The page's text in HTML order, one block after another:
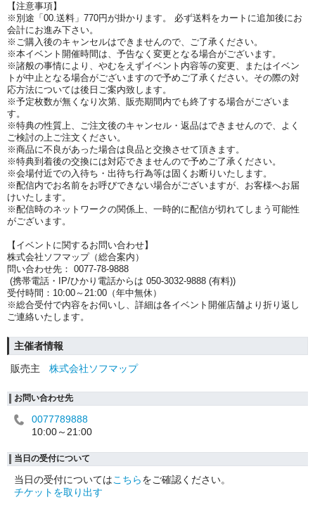
【注意事項】
※別途「00.送料」770円が掛かります。 必ず送料をカートに追加後にお
会計にお進み下さい。
※ご購入後のキャンセルはできませんので、ご了承ください。
※本イベント開催時間は、予告なく変更となる場合がございます。
※諸般の事情により、やむをえずイベント内容等の変更、またはイベン
トが中止となる場合がございますので予めご了承ください。その際の対
応方法については後日ご案内致します。
※予定枚数が無くなり次第、販売期間内でも終了する場合がございま
す。
※特典の性質上、ご注文後のキャンセル・返品はできませんので、よく
ご検討の上ご注文ください。
※商品に不良があった場合は良品と交換させて頂きます。
※特典到着後の交換には対応できませんので予めご了承ください。
※会場付近での入待ち・出待ち行為等は固くお断りいたします。
※配信内でお名前をお呼びできない場合がございますが、お客様へお届
けいたします。
※配信時のネットワークの関係上、一時的に配信が切れてしまう可能性
がございます。
【イベントに関するお問い合わせ】
株式会社ソフマップ（総合案内）
問い合わせ先： 0077-78-9888
(携帯電話・IP/ひかり電話からは 050-3032-9888 (有料))
受付時間：10:00～21:00（年中無休）
※総合受付で内容をお伺いし、詳細は各イベント開催店舗より折り返し
ご連絡いたします。
主催者情報
販売主
株式会社ソフマップ
お問い合わせ先
0077789888
10:00～21:00
当日の受付について
当日の受付についてはこちらをご確認ください。
チケットを取り出す